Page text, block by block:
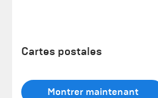
Cartes postales
Montrer maintenant